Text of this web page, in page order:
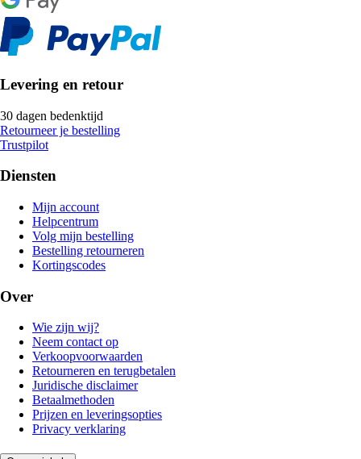
Levering en retour
30 dagen bedenktijd
Retourneer je bestelling
Trustpilot
Diensten
Mijn account
Helpcentrum
Volg mijn bestelling
Bestelling retourneren
Kortingscodes
Over
Wie zijn wij?
Neem contact op
Verkoopvoorwaarden
Retourneren en terugbetalen
Juridische disclaimer
Betaalmethoden
Prijzen en leveringsopties
Privacy verklaring